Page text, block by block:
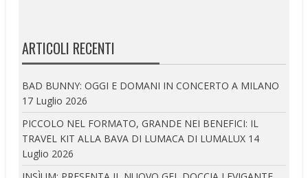
ARTICOLI RECENTI
BAD BUNNY: OGGI E DOMANI IN CONCERTO A MILANO
17 Luglio 2026
PICCOLO NEL FORMATO, GRANDE NEI BENEFICI: IL
TRAVEL KIT ALLA BAVA DI LUMACA DI LUMALUX 14
Luglio 2026